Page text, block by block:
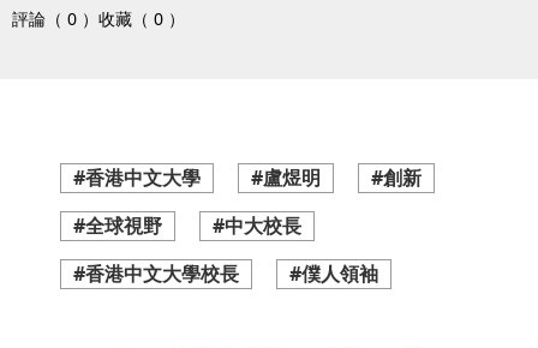
評論（ 0 ） 收藏（ 0 ）
#香港中文大學 #盧煜明
#創新
#全球視野
#中大校長
#香港中文大學校長
#僕人領袖